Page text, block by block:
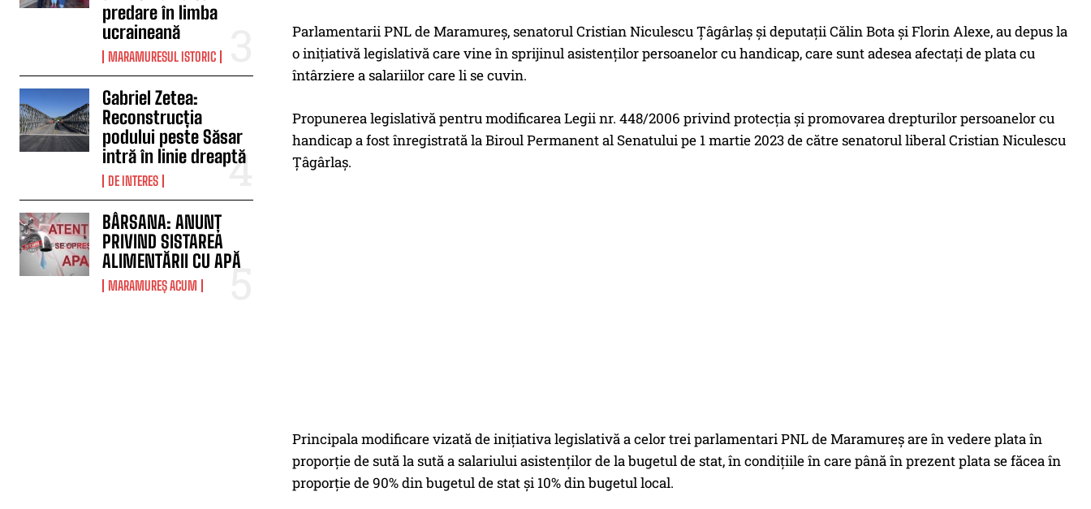
predare în limba
ucraineană
MARAMURESUL ISTORIC
Gabriel Zetea:
Reconstrucția
podului peste Săsar
intră în linie dreaptă
DE INTERES
BÂRSANA: ANUNȚ
PRIVIND SISTAREA
ALIMENTĂRII CU APĂ
MARAMUREȘ ACUM
Parlamentarii PNL de Maramureș, senatorul Cristian Niculescu Țâgârlaș și deputații Călin Bota și Florin Alexe, au depus la
o inițiativă legislativă care vine în sprijinul asistenților persoanelor cu handicap, care sunt adesea afectați de plata cu
întârziere a salariilor care li se cuvin.
Propunerea legislativă pentru modificarea Legii nr. 448/2006 privind protecţia şi promovarea drepturilor persoanelor cu
handicap a fost înregistrată la Biroul Permanent al Senatului pe 1 martie 2023 de către senatorul liberal Cristian Niculescu
Țâgârlaș.
Principala modificare vizată de inițiativa legislativă a celor trei parlamentari PNL de Maramureș are în vedere plata în
proporție de sută la sută a salariului asistenților de la bugetul de stat, în condițiile în care până în prezent plata se făcea în
proporție de 90% din bugetul de stat și 10% din bugetul local.